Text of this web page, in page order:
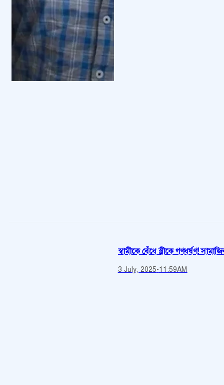
স্বামীকে বেঁধে স্ত্রীকে গণধর্ষণ!
3 July, 2025-11:59AM